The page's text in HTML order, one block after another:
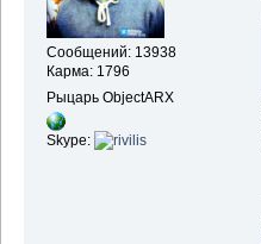
Сообщений: 13938
Карма: 1796
Рыцарь ObjectARX
Skype: